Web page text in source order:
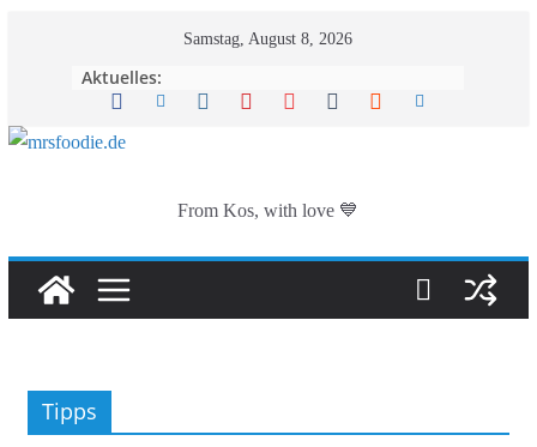
Samstag, August 8, 2026
Aktuelles:
From Kos, with love 💙
Tipps